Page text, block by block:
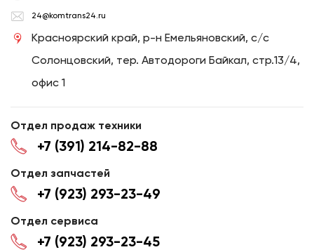
24@komtrans24.ru
Красноярский край, р-н Емельяновский, с/с
Солонцовский, тер. Автодороги Байкал, стр.13/4,
офис 1
Отдел продаж техники
+7 (391) 214-82-88
Отдел запчастей
+7 (923) 293-23-49
Отдел сервиса
+7 (923) 293-23-45